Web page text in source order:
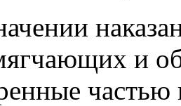
и
частью